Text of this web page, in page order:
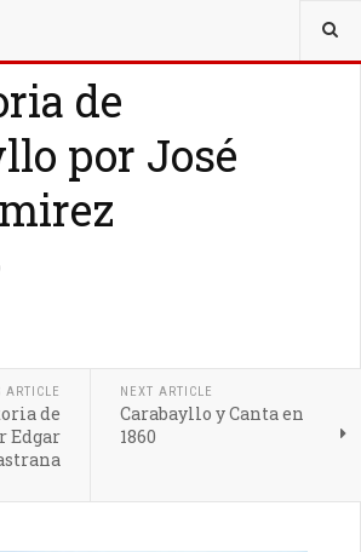
INFO
de
por José
ARTICLE
de
Edgar
NEXT ARTICLE
Carabayllo y Canta en
1860